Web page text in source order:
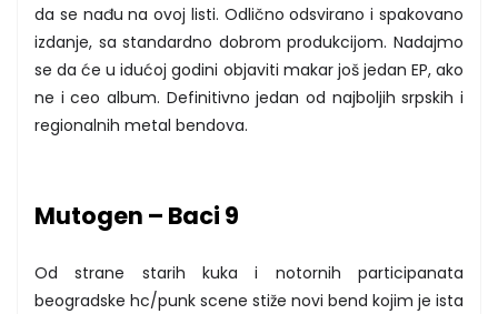
da se nađu na ovoj listi. Odlično odsvirano i spakovano
izdanje, sa standardno dobrom produkcijom. Nadajmo
se da će u idućoj godini objaviti makar još jedan EP, ako
ne i ceo album. Definitivno jedan od najboljih srpskih i
regionalnih metal bendova.
Mutogen – Baci 9
Od strane starih kuka i notornih participanata
beogradske hc/punk scene stiže novi bend kojim je ista